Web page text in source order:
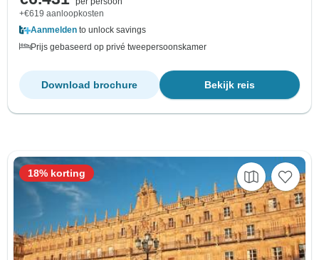
+€619 aanloopkosten
Aanmelden to unlock savings
Prijs gebaseerd op privé tweepersoonskamer
Bekijk reis
Download brochure
18% korting